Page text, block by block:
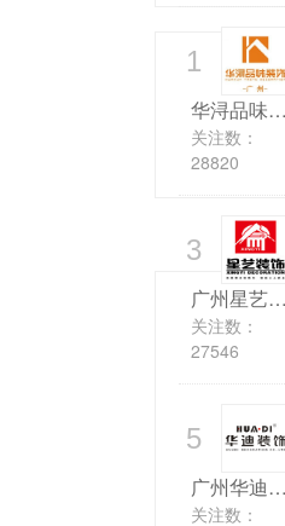
1
华浔品
关注数：
28820
3
广州星
关注数：
27546
5
广州华
关注数：